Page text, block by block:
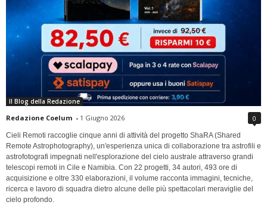
Il Blog della Redazione
Redazione Coelum - 1 Giugno 2026 0
Cieli Remoti raccoglie cinque anni di attività del progetto ShaRA (Shared
Remote Astrophotography), un'esperienza unica di collaborazione tra astrofili e
astrofotografi impegnati nell'esplorazione del cielo australe attraverso grandi
telescopi remoti in Cile e Namibia. Con 22 progetti, 34 autori, 493 ore di
acquisizione e oltre 330 elaborazioni, il volume racconta immagini, tecniche,
ricerca e lavoro di squadra dietro alcune delle più spettacolari meraviglie del
cielo profondo.